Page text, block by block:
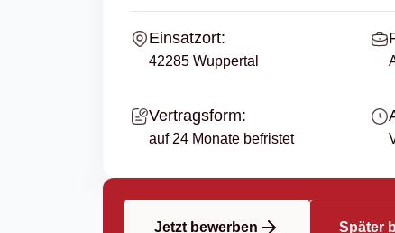
Einsatzort:
42285 Wuppertal
Vertragsform:
auf 24 Monate befristet
Jetzt bewerben Später